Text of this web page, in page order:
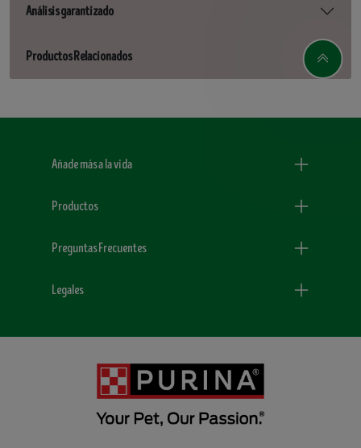
Análisis garantizado
Productos Relacionados
Añade más a la vida
Productos
Preguntas Frecuentes
Legales